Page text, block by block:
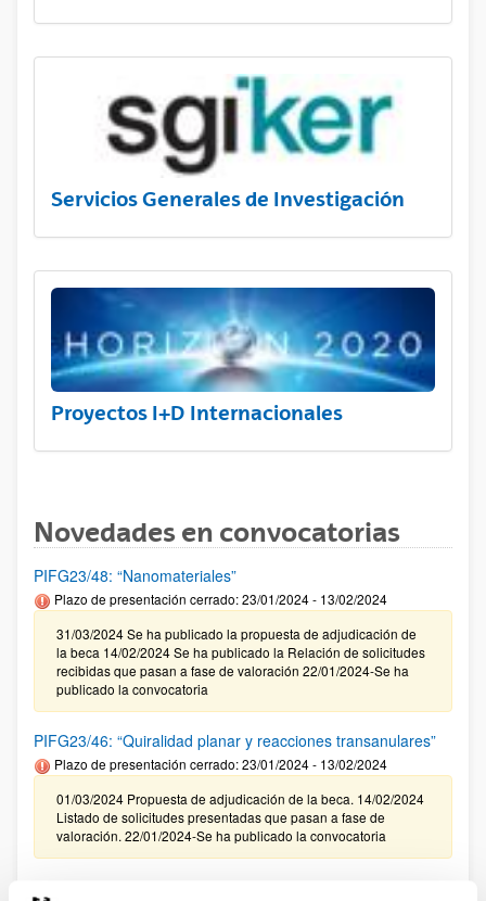
Servicios Generales de Investigación
Proyectos I+D Internacionales
Novedades en convocatorias
PIFG23/48: “Nanomateriales”
Plazo de presentación cerrado: 23/01/2024 - 13/02/2024
31/03/2024 Se ha publicado la propuesta de adjudicación de
la beca 14/02/2024 Se ha publicado la Relación de solicitudes
recibidas que pasan a fase de valoración 22/01/2024-Se ha
publicado la convocatoria
PIFG23/46: “Quiralidad planar y reacciones transanulares”
Plazo de presentación cerrado: 23/01/2024 - 13/02/2024
01/03/2024 Propuesta de adjudicación de la beca. 14/02/2024
Listado de solicitudes presentadas que pasan a fase de
valoración. 22/01/2024-Se ha publicado la convocatoria